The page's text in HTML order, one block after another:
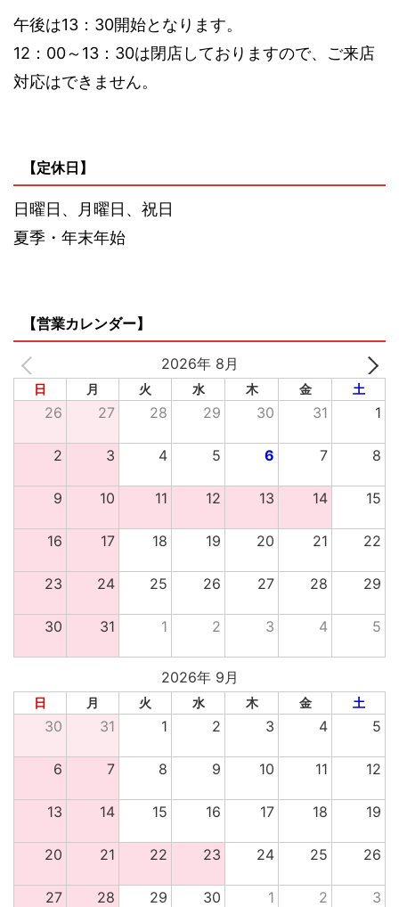
午後は13：30開始となります。
12：00～13：30は閉店しておりますので、ご来店
対応はできません。
【定休日】
日曜日、月曜日、祝日
夏季・年末年始
【営業カレンダー】
2026年 8月
日 月 火 水 木 金 土
26 27 28 29 30 31 1
2 3 4 5 6 7 8
9 10 11 12 13 14 15
16 17 18 19 20 21 22
23 24 25 26 27 28 29
30 31 1 2 3 4 5
2026年 9月
日 月 火 水 木 金 土
30 31 1 2 3 4 5
6 7 8 9 10 11 12
13 14 15 16 17 18 19
20 21 22 23 24 25 26
27 28 29 30 1 2 3